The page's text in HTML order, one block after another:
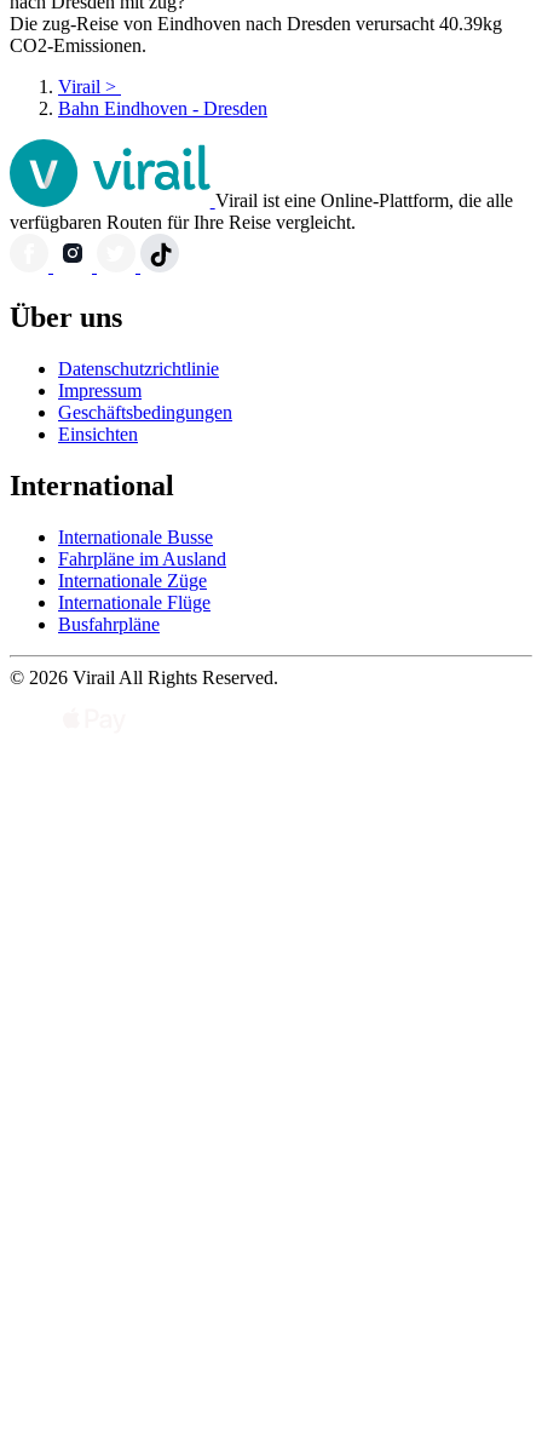
Die zug-Reise von Eindhoven nach Dresden verursacht 40.39kg
CO2-Emissionen.
Virail >
Bahn Eindhoven - Dresden
Virail ist eine Online-Plattform, die alle
verfügbaren Routen für Ihre Reise vergleicht.
Über uns
Datenschutzrichtlinie
Impressum
Geschäftsbedingungen
Einsichten
International
Internationale Busse
Fahrpläne im Ausland
Internationale Züge
Internationale Flüge
Busfahrpläne
© 2026 Virail All Rights Reserved.